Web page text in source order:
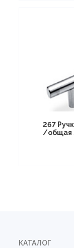
267
/общая
КАТАЛОГ